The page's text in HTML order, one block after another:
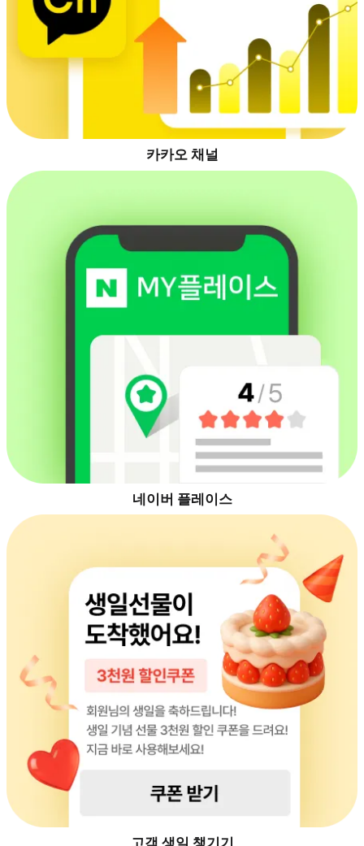
카카오 채널
네이버 플레이스